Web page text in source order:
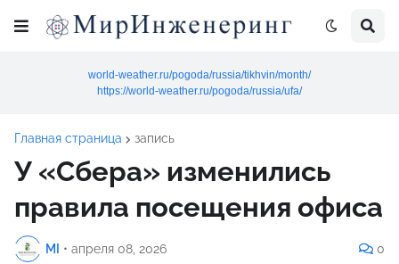
world-weather.ru/pogoda/russia/tikhvin/month/
https://world-weather.ru/pogoda/russia/ufa/
Главная страница запись
У «Сбера» изменились
правила посещения офиса
MI • апреля 08, 2026 0